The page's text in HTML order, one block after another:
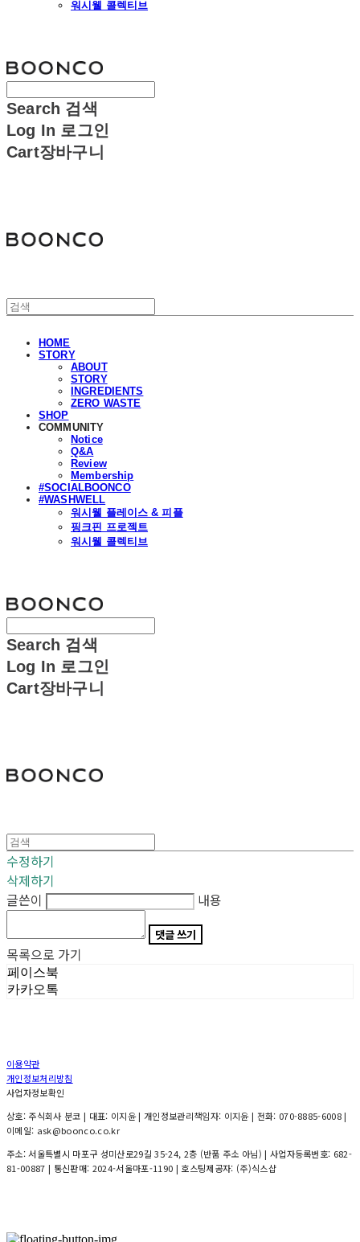
워시웰 콜렉티브
Search 검색
Log In 로그인
Cart장바구니
HOME
STORY
ABOUT
STORY
INGREDIENTS
ZERO WASTE
SHOP
COMMUNITY
Notice
Q&A
Review
Membership
#SOCIALBOONCO
#WASHWELL
워시웰 플레이스 & 피플
핑크핀 프로젝트
워시웰 콜렉티브
Search 검색
Log In 로그인
Cart장바구니
수정하기
삭제하기
글쓴이
내용
댓글 쓰기
목록으로 가기
페이스북
카카오톡
이용약관
개인정보처리방침
사업자정보확인
상호: 주식회사 분코 | 대표: 이지윤 | 개인정보관리책임자: 이지윤 | 전화: 070-8885-6008 |
이메일: ask@boonco.co.kr
주소: 서울특별시 마포구 성미산로29길 35-24, 2층 (반품 주소 아님) | 사업자등록번호: 682-
81-00887 | 통신판매: 2024-서울마포-1190 | 호스팅제공자: (주)식스샵